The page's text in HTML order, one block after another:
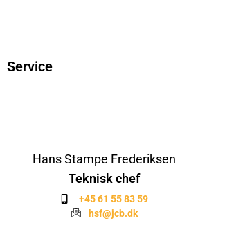
Service
Hans Stampe Frederiksen
Teknisk chef
+45 61 55 83 59
hsf@jcb.dk